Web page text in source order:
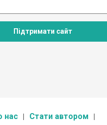
Підтримати сайт
нас Стати автором